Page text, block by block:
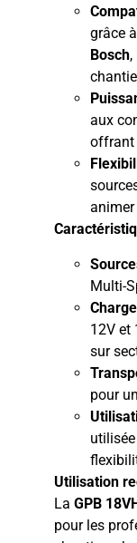
grâce
Bosch
aux
offrant
Multi-
12V et
sur
pour
Utilisation
La GPB
pour les